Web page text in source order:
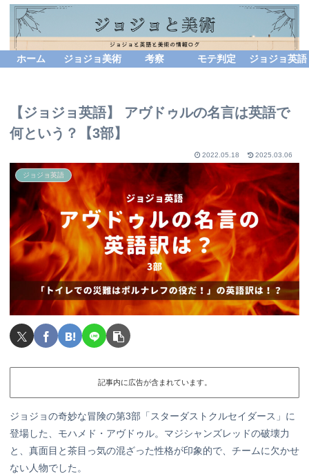
ホーム ジョジョ美術 考察 モテ判定 ジョジョ英語
【ジョジョ英語】 アヴドゥルの名言は英語で
何という？【3部】
2022.05.18 2025.03.06
ジョジョ英語
記事内に広告が含まれています。
ジョジョの奇妙な冒険の第3部「スターダストクルセイダース」に
登場した、モハメド・アヴドゥル。マジシャンズレッドの破壊力
と、真面目と茶目っ気の混ざった性格が印象的で、チームに欠かせ
ない人物でした。